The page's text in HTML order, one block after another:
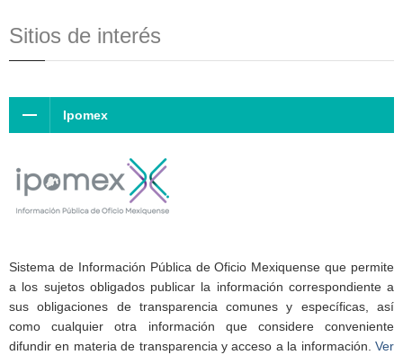
Sitios de interés
Ipomex
Sistema de Información Pública de Oficio Mexiquense que permite
a los sujetos obligados publicar la información correspondiente a
sus obligaciones de transparencia comunes y específicas, así
como cualquier otra información que considere conveniente
difundir en materia de transparencia y acceso a la información. Ver